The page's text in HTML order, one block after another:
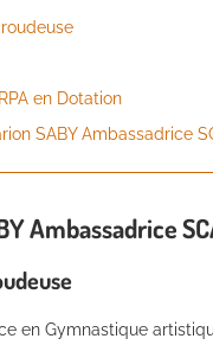
en Dotation
SABY Ambassadrice
Ambassadrice
en Gymnastique